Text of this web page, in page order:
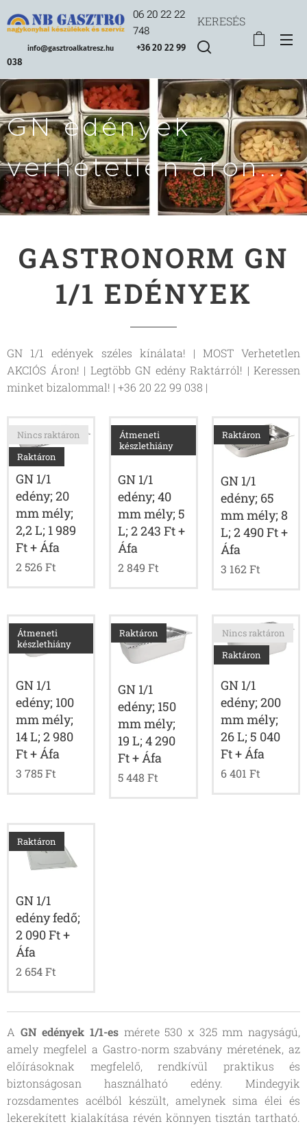
06 20 22 22
748
info@gasztroalkatresz.hu
+36 20 22 99
038
KERESÉS
GN edények
verhetetlen áron...
GASTRONORM GN
1/1 EDÉNYEK
GN 1/1 edények széles kínálata! | MOST Verhetetlen
AKCIÓS Áron! | Legtöbb GN edény Raktárról! | Keressen
minket bizalommal! | +36 20 22 99 038 |
GN 1/1
edény; 20
mm mély;
2,2 L; 1 989
Ft + Áfa
Nincs raktáron
Raktáron
2 526Ft
GN 1/1
edény; 40
mm mély; 5
L; 2 243 Ft +
Áfa
Átmeneti
készlethiány
2 849 Ft
GN 1/1
edény; 65
mm mély; 8
L; 2 490 Ft +
Áfa
Raktáron
3 162 Ft
GN 1/1
edény; 100
mm mély;
14 L; 2 980
Ft + Áfa
Átmeneti
készlethiány
3 785Ft
GN 1/1
edény; 150
mm mély;
19 L; 4 290
Ft + Áfa
Raktáron
5 448 Ft
GN 1/1
edény; 200
mm mély;
26 L; 5 040
Ft + Áfa
Nincs raktáron
Raktáron
6 401 Ft
GN 1/1
edény fedő;
2 090 Ft +
Áfa
Raktáron
2 654Ft
A GN edények 1/1-es mérete 530 x 325 mm nagyságú,
amely megfelel a Gastro-norm szabvány méretének, az
előírásoknak megfelelő, rendkívül praktikus és
biztonságosan használható edény. Mindegyik
rozsdamentes acélból készült, amelynek sima élei és
lekerekített kialakítása révén könnyen tisztán tartható.